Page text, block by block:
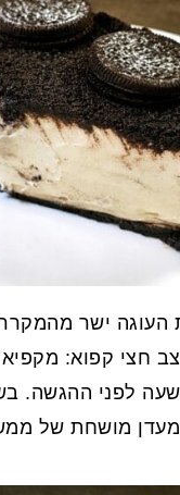
העוגה ישר
חצי קפוא:
לפני ההגשה.
מושחת של